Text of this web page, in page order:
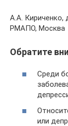
А.А. Кириченко,
РМАПО, Москва
Обратите
Среди
или